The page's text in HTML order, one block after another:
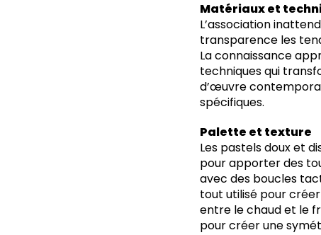
Matériaux et
L’association
transparence les
La connaissance
techniques qui
d’œuvre
spécifiques.
Palette et texture
Les pastels doux et
pour apporter des
avec des boucles
tout utilisé pour
entre le chaud et le
pour créer une